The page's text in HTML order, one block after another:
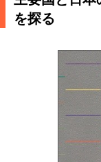
を探る